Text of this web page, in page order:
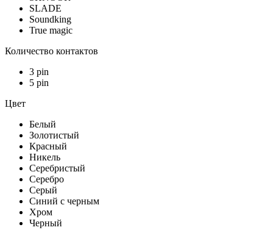
SLADE
Soundking
True magic
Количество контактов
3 pin
5 pin
Цвет
Белый
Золотистый
Красный
Никель
Серебристый
Серебро
Серый
Синий с черным
Хром
Черный